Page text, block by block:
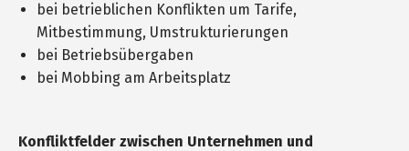
bei betrieblichen Konflikten um Tarife,
Mitbestimmung, Umstrukturierungen
bei Betriebsübergaben
bei Mobbing am Arbeitsplatz
Konfliktfelder zwischen Unternehmen und